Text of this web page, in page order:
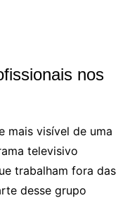
nos
mais visível de uma
televisivo
trabalham fora das
desse grupo